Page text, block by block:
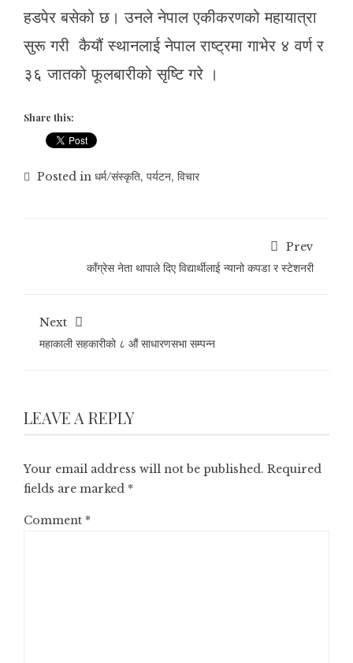
हडपेर बसेको छ। उनले नेपाल एकीकरणको महायात्रा
सुरू गरी कैयौं स्थानलाई नेपाल राष्ट्रमा गाभेर ४ वर्ण र
३६ जातको फूलबारीको सृष्टि गरे ।
Share this:
Posted in धर्म/संस्कृति, पर्यटन, विचार
Prev
काँग्रेस नेता थापाले दिए विद्यार्थीलाई न्यानो कपडा र स्टेशनरी
Next
महाकाली सहकारीको ८ औं साधारणसभा सम्पन्न
LEAVE A REPLY
Your email address will not be published. Required
fields are marked *
Comment *